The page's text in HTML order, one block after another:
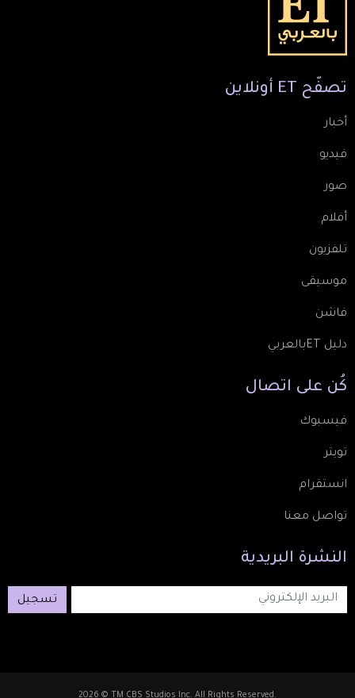
تصفّح ET أونلاين
أخبار
فيديو
صور
أفلام
تلفزيون
موسيقى
فاشن
دليل ETبالعربي
كُن على اتصال
فيسبوك
تويتر
انستقرام
تواصل معنا
النشرة البريدية
تسجيل
2026 © TM CBS Studios Inc. All Rights Reserved.